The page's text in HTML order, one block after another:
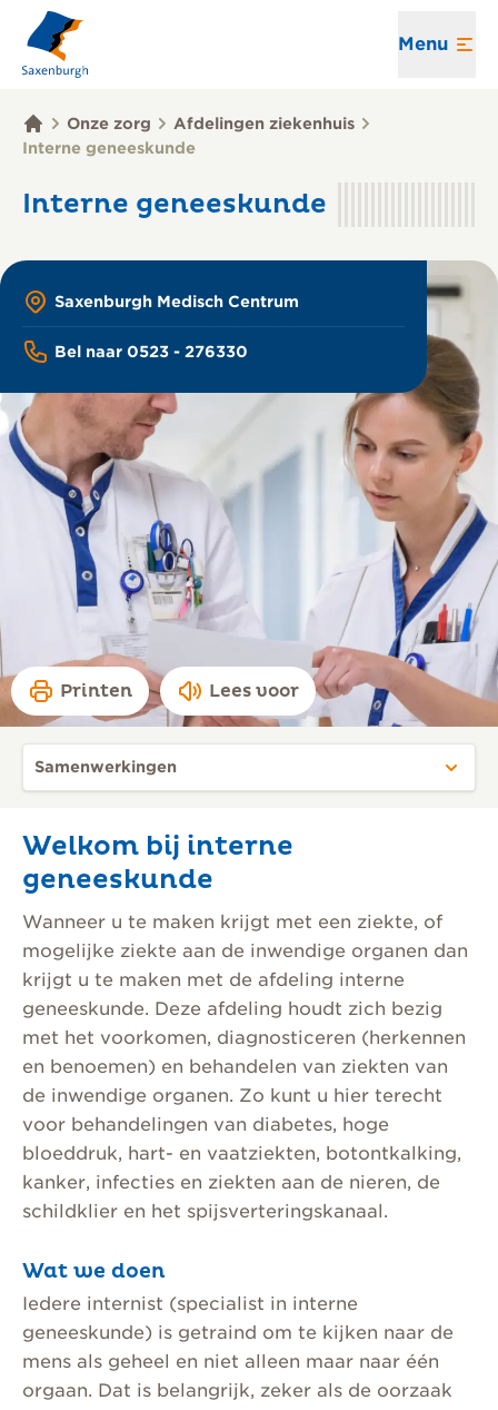
Menu
Onze zorg
Afdelingen ziekenhuis
Interne geneeskunde
Interne geneeskunde
Saxenburgh Medisch Centrum
Bel naar 0523 - 276330
Printen Lees voor
Welkom bij interne
geneeskunde
Wanneer u te maken krijgt met een ziekte, of
mogelijke ziekte aan de inwendige organen dan
krijgt u te maken met de afdeling interne
geneeskunde. Deze afdeling houdt zich bezig
met het voorkomen, diagnosticeren (herkennen
en benoemen) en behandelen van ziekten van
de inwendige organen. Zo kunt u hier terecht
voor behandelingen van diabetes, hoge
bloeddruk, hart- en vaatziekten, botontkalking,
kanker, infecties en ziekten aan de nieren, de
schildklier en het spijsverteringskanaal.
Wat we doen
Iedere internist (specialist in interne
geneeskunde) is getraind om te kijken naar de
mens als geheel en niet alleen maar naar één
orgaan. Dat is belangrijk, zeker als de oorzaak